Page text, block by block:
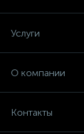
Услуги
О компании
Контакты